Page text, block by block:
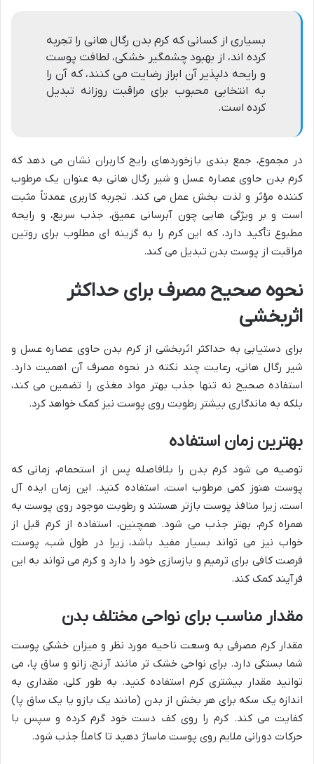
بسیاری از کسانی که کرم بدن رگال هانی را تجربه
کرده اند، از بهبود چشمگیر خشکی، لطافت پوست
و رایحه دلپذیر آن ابراز رضایت می کنند، که آن را
به انتخابی محبوب برای مراقبت روزانه تبدیل
کرده است.
در مجموع، جمع بندی بازخوردهای رایج کاربران نشان می دهد که
کرم بدن حاوی عصاره عسل و شیر رگال هانی به عنوان یک مرطوب
کننده مؤثر و لذت بخش عمل می کند. تجربه کاربری عمدتاً مثبت
است و بر ویژگی هایی چون آبرسانی عمیق، جذب سریع، و رایحه
مطبوع تأکید دارد، که این کرم را به گزینه ای مطلوب برای روتین
مراقبت از پوست بدن تبدیل می کند.
نحوه صحیح مصرف برای حداکثر
اثربخشی
برای دستیابی به حداکثر اثربخشی از کرم بدن حاوی عصاره عسل و
شیر رگال هانی، رعایت چند نکته در نحوه مصرف آن اهمیت دارد.
استفاده صحیح نه تنها جذب بهتر مواد مغذی را تضمین می کند،
بلکه به ماندگاری بیشتر رطوبت روی پوست نیز کمک خواهد کرد.
بهترین زمان استفاده
توصیه می شود کرم بدن را بلافاصله پس از استحمام، زمانی که
پوست هنوز کمی مرطوب است، استفاده کنید. این زمان ایده آل
است، زیرا منافذ پوست بازتر هستند و رطوبت موجود روی پوست به
همراه کرم، بهتر جذب می شود. همچنین، استفاده از کرم قبل از
خواب نیز می تواند بسیار مفید باشد، زیرا در طول شب، پوست
فرصت کافی برای ترمیم و بازسازی خود را دارد و کرم می تواند به این
فرآیند کمک کند.
مقدار مناسب برای نواحی مختلف بدن
مقدار کرم مصرفی به وسعت ناحیه مورد نظر و میزان خشکی پوست
شما بستگی دارد. برای نواحی خشک تر مانند آرنج، زانو و ساق پا، می
توانید مقدار بیشتری کرم استفاده کنید. به طور کلی، مقداری به
اندازه یک سکه برای هر بخش از بدن (مانند یک بازو یا یک ساق پا)
کفایت می کند. کرم را روی کف دست خود گرم کرده و سپس با
حرکات دورانی ملایم روی پوست ماساژ دهید تا کاملاً جذب شود.